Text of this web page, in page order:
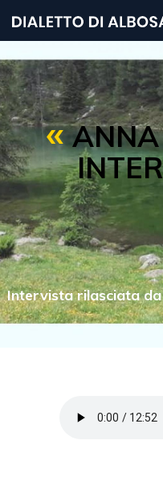
principale
Intervista rilasciata da